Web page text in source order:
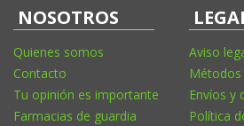
NOSOTROS
Quienes somos
Contacto
Tu opinión es importante
Farmacias de guardia
Aviso
Envíos y
Política